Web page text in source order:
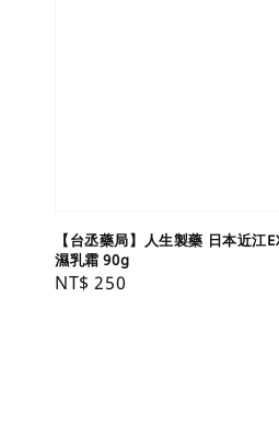
【台丞藥局】人生製藥 日本近江
濕乳霜 90g
Regular
NT$ 250